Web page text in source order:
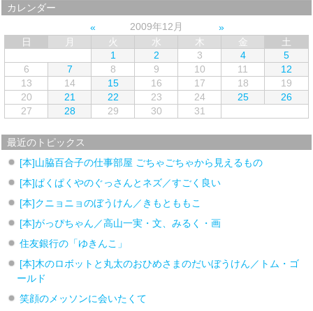
カレンダー
2009年12月
日
月 火 水 木 金
土
1
2 3 4
5
6
7 8 9 10 11
12
13
14 15 16 17 18
19
20
21 22 23 24 25
26
27
28 29 30 31
最近のトピックス
[本]山脇百合子の仕事部屋 ごちゃごちゃから見えるもの
[本]ぱくぱくやのぐっさんとネズ／すごく良い
[本]クニョニョのぼうけん／きもとももこ
[本]がっぴちゃん／高山一実・文、みるく・画
住友銀行の「ゆきんこ」
[本]木のロボットと丸太のおひめさまのだいぼうけん／トム・ゴ
ールド
笑顔のメッソンに会いたくて